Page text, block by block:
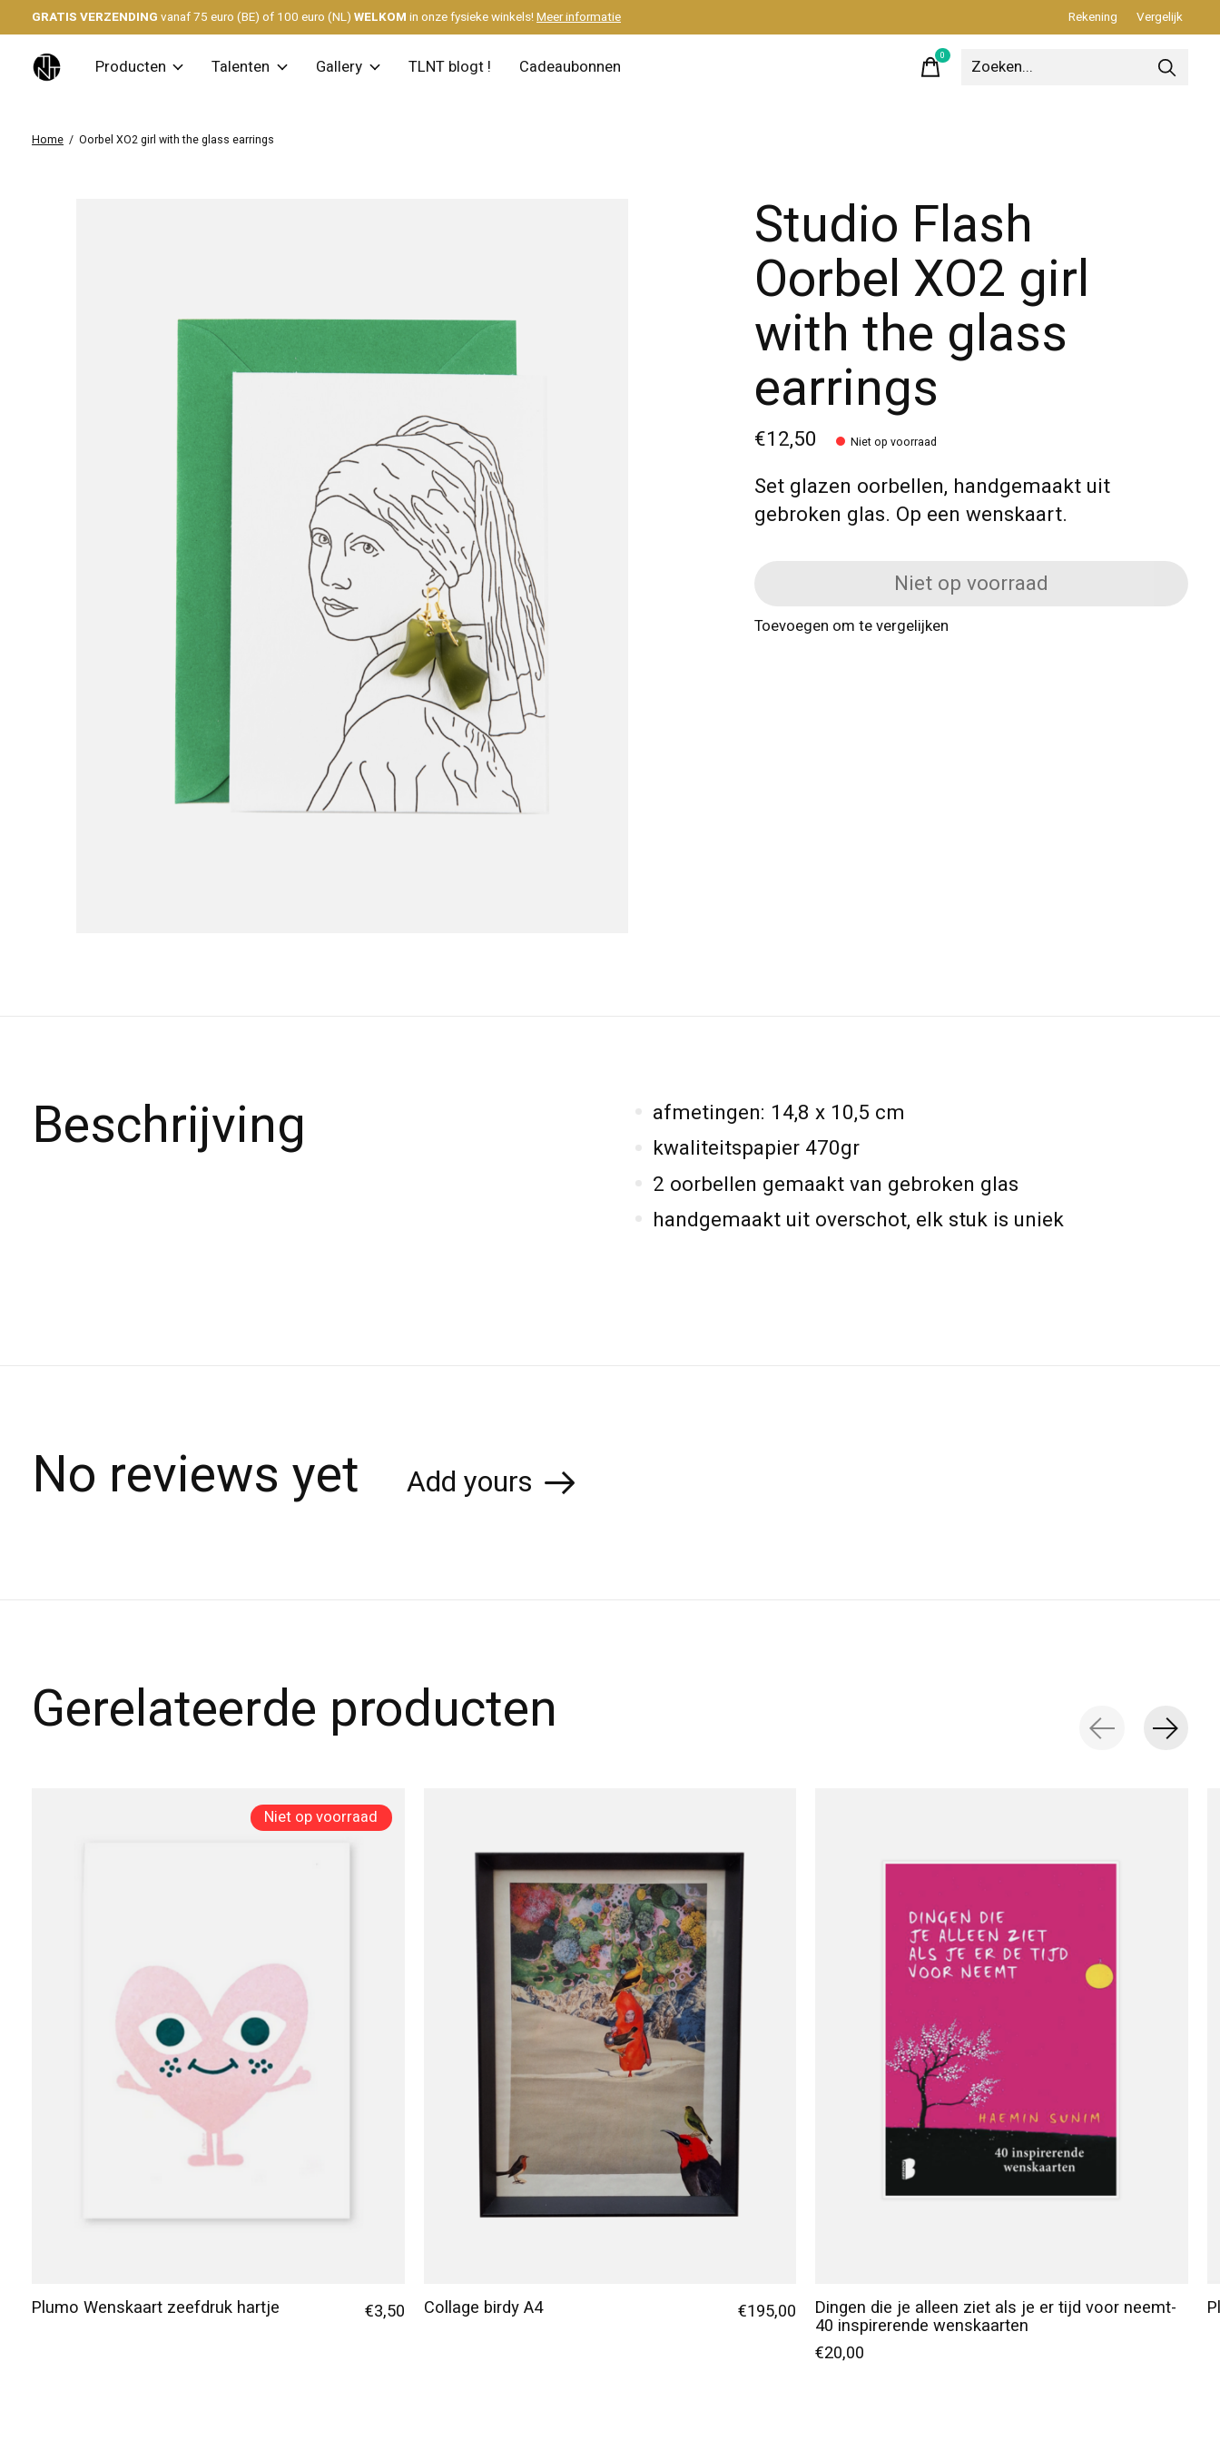
GRATIS VERZENDING vanaf 75 euro (BE) of 100 euro (NL) WELKOM in onze fysieke winkels!Meer informatie Rekening Vergelijk
Producten Talenten Gallery TLNT blogt ! Cadeaubonnen
0items
Home / Oorbel XO2 girl with the glass earrings
Studio Flash
Oorbel XO2 girl
with the glass
earrings
€12,50 Niet op voorraad
Set glazen oorbellen, handgemaakt uit
gebroken glas. Op een wenskaart.
Niet op voorraad
Toevoegen om te vergelijken
Beschrijving
afmetingen: 14,8 x 10,5 cm
kwaliteitspapier 470gr
2 oorbellen gemaakt van gebroken glas
handgemaakt uit overschot, elk stuk is uniek
No reviews yet Add yours
Gerelateerde producten
Niet op voorraad
Plumo Wenskaart zeefdruk hartje €3,50 Collage birdy A4 €195,00 Dingen die je alleen ziet als je er tijd voor neemt-
40 inspirerende wenskaarten
€20,00